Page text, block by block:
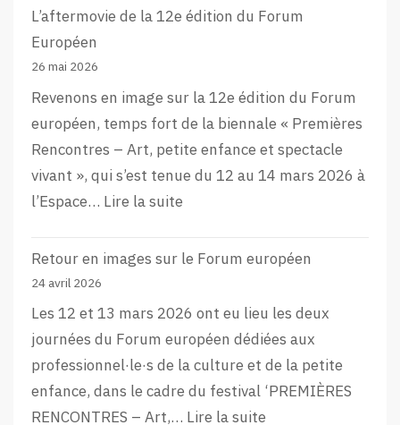
L’aftermovie de la 12e édition du Forum
Européen
26 mai 2026
Revenons en image sur la 12e édition du Forum
européen, temps fort de la biennale « Premières
Rencontres – Art, petite enfance et spectacle
vivant », qui s’est tenue du 12 au 14 mars 2026 à
l’Espace… Lire la suite
de
12e
édition
Forum
Européen
Retour en images sur le Forum européen
24 avril 2026
Les 12 et 13 mars 2026 ont eu lieu les deux
journées du Forum européen dédiées aux
professionnel·le·s de la culture et de la petite
enfance, dans le cadre du festival ‘PREMIÈRES
RENCONTRES – Art,… Lire la suite